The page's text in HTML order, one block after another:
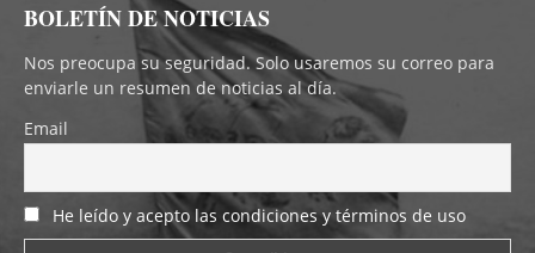
BOLETÍN DE NOTICIAS
Nos preocupa su seguridad. Solo usaremos su correo para
enviarle un resumen de noticias al día.
Email
He leído y acepto las condiciones y términos de uso